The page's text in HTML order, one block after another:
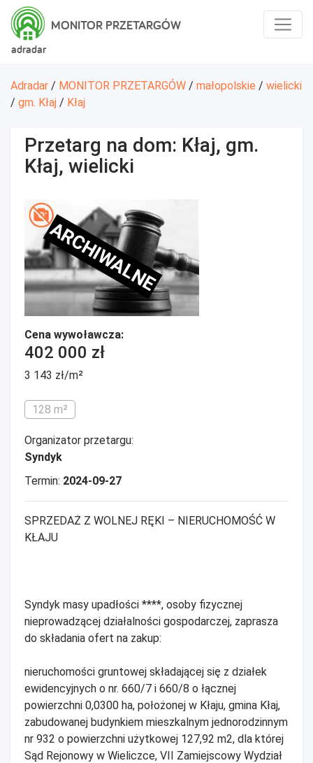
adradar
MONITOR PRZETARGÓW
Adradar / MONITOR PRZETARGÓW / małopolskie / wielicki
/ gm. Kłaj / Kłaj
Przetarg na dom: Kłaj, gm.
Kłaj, wielicki
ARCHIWALNE
Cena wywoławcza:
402 000 zł
3 143 zł/m²
128 m²
Organizator przetargu:
Syndyk
Termin: 2024-09-27
SPRZEDAŻ Z WOLNEJ RĘKI – NIERUCHOMOŚĆ W
KŁAJU
Syndyk masy upadłości ****, osoby fizycznej
nieprowadzącej działalności gospodarczej, zaprasza
do składania ofert na zakup:
nieruchomości gruntowej składającej się z działek
ewidencyjnych o nr. 660/7 i 660/8 o łącznej
powierzchni 0,0300 ha, położonej w Kłaju, gmina Kłaj,
zabudowanej budynkiem mieszkalnym jednorodzinnym
nr 932 o powierzchni użytkowej 127,92 m2, dla której
Sąd Rejonowy w Wieliczce, VII Zamiejscowy Wydział